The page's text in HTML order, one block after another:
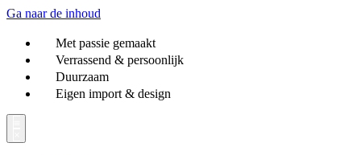
Ga naar de inhoud
Met passie gemaakt
Verrassend & persoonlijk
Duurzaam
Eigen import & design